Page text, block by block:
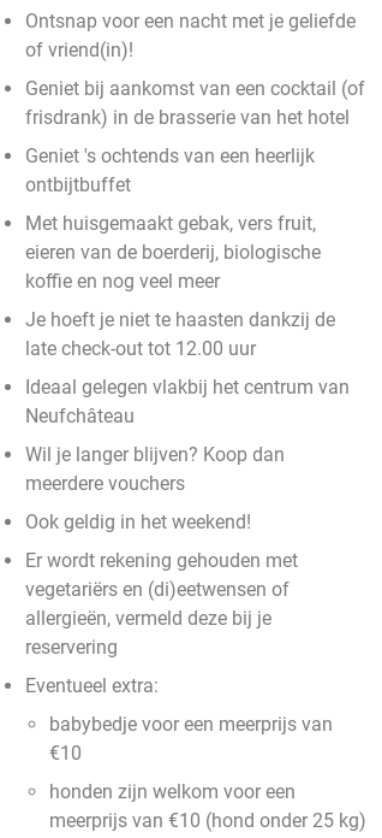
Ontsnap voor een nacht met je geliefde
of vriend(in)!
Geniet bij aankomst van een cocktail (of
frisdrank) in de brasserie van het hotel
Geniet 's ochtends van een heerlijk
ontbijtbuffet
Met huisgemaakt gebak, vers fruit,
eieren van de boerderij, biologische
koffie en nog veel meer
Je hoeft je niet te haasten dankzij de
late check-out tot 12.00 uur
Ideaal gelegen vlakbij het centrum van
Neufchâteau
Wil je langer blijven? Koop dan
meerdere vouchers
Ook geldig in het weekend!
Er wordt rekening gehouden met
vegetariërs en (di)eetwensen of
allergieën, vermeld deze bij je
reservering
Eventueel extra:
babybedje voor een meerprijs van
€10
honden zijn welkom voor een
meerprijs van €10 (hond onder 25 kg)